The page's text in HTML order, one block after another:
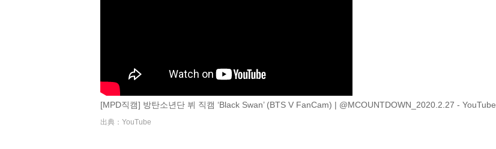
[MPD직캠] 방탄소년단 뷔 직캠 ‘Black Swan’ (BTS V FanCam) | @MCOUNTDOWN_2020.2.27 - YouTube
出典：YouTube